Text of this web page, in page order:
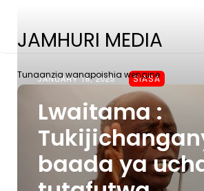
JAMHURI MEDIA
Tunaanzia wanapoishia wengine
JANUARY 16, 2025 SIASA
Lwaitama :
baada ya